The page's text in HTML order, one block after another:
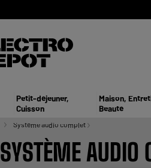
Petit-déjeuner,
Cuisson
Maison,
Beauté
Système audio complet
SYSTÈME AUDIO